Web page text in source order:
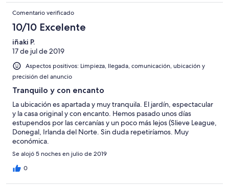
this was not a problem for us as we spent little time at the
property, it could be for others especially if a family with kids
and if a longer stay and more suitable garden furniture would
be better ( chairs a little to low, but this is my personal
preference). On balance we did enjoy the cottage it just needs
a bit of TLC to the front and back and yes I would recommend it
to others if you wish to stay in a ‘get a way from it all’ area. Lovely
and peaceful and some nice views to the back. Good value for
money.
Comentario verificado
10/10 Excelente
iñaki P.
17 de jul de 2019
Aspectos positivos: Limpieza, llegada, comunicación, ubicación y
precisión del anuncio
Tranquilo y con encanto
La ubicación es apartada y muy tranquila. El jardín, espectacular
y la casa original y con encanto. Hemos pasado unos días
estupendos por las cercanías y un poco más lejos (Slieve League,
Donegal, Irlanda del Norte. Sin duda repetiríamos. Muy
económica.
Se alojó 5 noches en julio de 2019
0